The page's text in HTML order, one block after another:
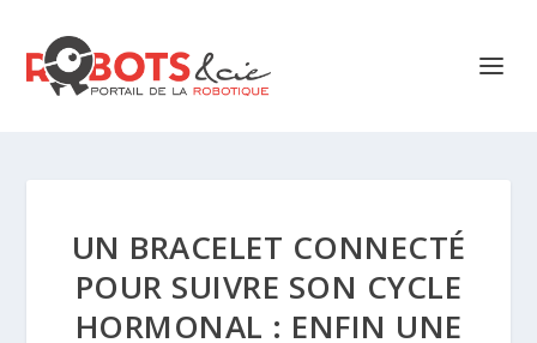
UN BRACELET CONNECTÉ
POUR SUIVRE SON CYCLE
HORMONAL : ENFIN UNE